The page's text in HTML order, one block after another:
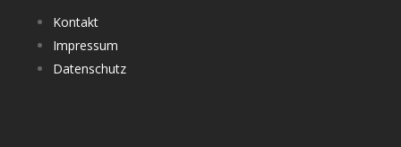
Kontakt
Impressum
Datenschutz